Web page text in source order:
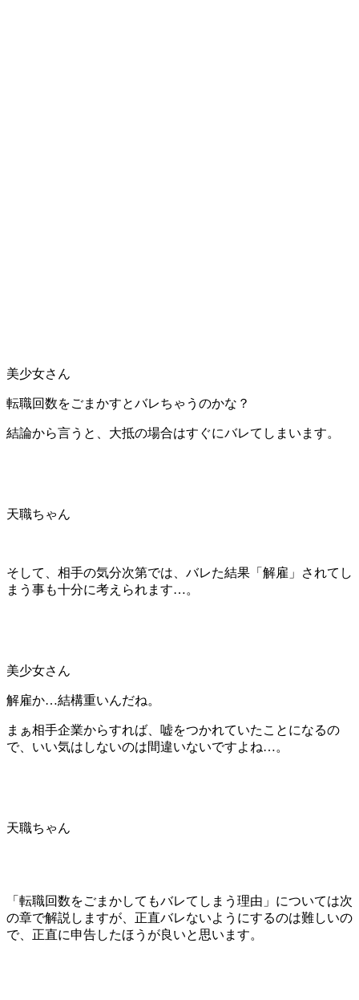
美少女さん
転職回数をごまかすとバレちゃうのかな？
結論から言うと、大抵の場合はすぐにバレてしまいます。
天職ちゃん
そして、相手の気分次第では、バレた結果「解雇」されてし
まう事も十分に考えられます…。
美少女さん
解雇か…結構重いんだね。
まぁ相手企業からすれば、嘘をつかれていたことになるの
で、いい気はしないのは間違いないですよね…。
天職ちゃん
「転職回数をごまかしてもバレてしまう理由」については次
の章で解説しますが、正直バレないようにするのは難しいの
で、正直に申告したほうが良いと思います。